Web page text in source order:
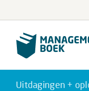
Uitdagingen +